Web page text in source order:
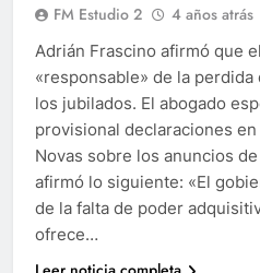
FM Estudio 2 4 años atrás
Adrián Frascino afirmó que
«responsable» de la
los jubilados. El abogado
provisional declaraciones
Novas sobre los anuncios
afirmó lo siguiente: «El
de la falta de poder
ofrece…